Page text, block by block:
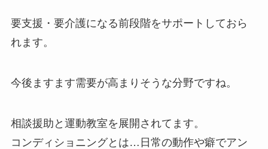
要支援・要介護になる前段階をサポートしておら
れます。
今後ますます需要が高まりそうな分野ですね。
相談援助と運動教室を展開されてます。
コンディショニングとは…日常の動作や癖でアン